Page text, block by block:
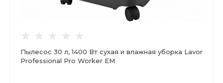
Пылесос 30 л, 1400 Вт сухая и влажная уборка Lavor
Professional Pro Worker EM